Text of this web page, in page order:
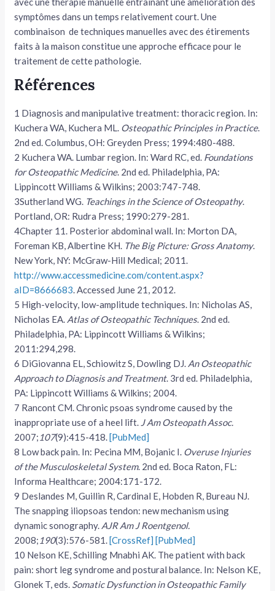
symptômes dans un temps relativement court. Une
combinaison de techniques manuelles avec des étirements
faits à la maison constitue une approche efficace pour le
traitement de cette pathologie.
Références
1 Diagnosis and manipulative treatment: thoracic region. In:
Kuchera WA, Kuchera ML. Osteopathic Principles in Practice.
2nd ed. Columbus, OH: Greyden Press; 1994:480-488.
2 Kuchera WA. Lumbar region. In: Ward RC, ed. Foundations
for Osteopathic Medicine. 2nd ed. Philadelphia, PA:
Lippincott Williams & Wilkins; 2003:747-748.
3Sutherland WG. Teachings in the Science of Osteopathy.
Portland, OR: Rudra Press; 1990:279-281.
4Chapter 11. Posterior abdominal wall. In: Morton DA,
Foreman KB, Albertine KH. The Big Picture: Gross Anatomy.
New York, NY: McGraw-Hill Medical; 2011.
http://www.accessmedicine.com/content.aspx?
aID=8666683. Accessed June 21, 2012.
5 High-velocity, low-amplitude techniques. In: Nicholas AS,
Nicholas EA. Atlas of Osteopathic Techniques. 2nd ed.
Philadelphia, PA: Lippincott Williams & Wilkins;
2011:294,298.
6 DiGiovanna EL, Schiowitz S, Dowling DJ. An Osteopathic
Approach to Diagnosis and Treatment. 3rd ed. Philadelphia,
PA: Lippincott Williams & Wilkins; 2004.
7 Rancont CM. Chronic psoas syndrome caused by the
inappropriate use of a heel lift. J Am Osteopath Assoc.
2007; 107(9):415-418. [PubMed]
8 Low back pain. In: Pecina MM, Bojanic I. Overuse Injuries
of the Musculoskeletal System. 2nd ed. Boca Raton, FL:
Informa Healthcare; 2004:171-172.
9 Deslandes M, Guillin R, Cardinal E, Hobden R, Bureau NJ.
The snapping iliopsoas tendon: new mechanism using
dynamic sonography. AJR Am J Roentgenol.
2008; 190(3):576-581. [CrossRef] [PubMed]
10 Nelson KE, Schilling Mnabhi AK. The patient with back
pain: short leg syndrome and postural balance. In: Nelson KE,
Glonek T, eds. Somatic Dysfunction in Osteopathic Family